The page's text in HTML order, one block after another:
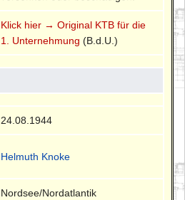
Klick hier → Original KTB für die
1. Unternehmung (B.d.U.)
24.08.1944
Helmuth Knoke
Nordsee/Nordatlantik